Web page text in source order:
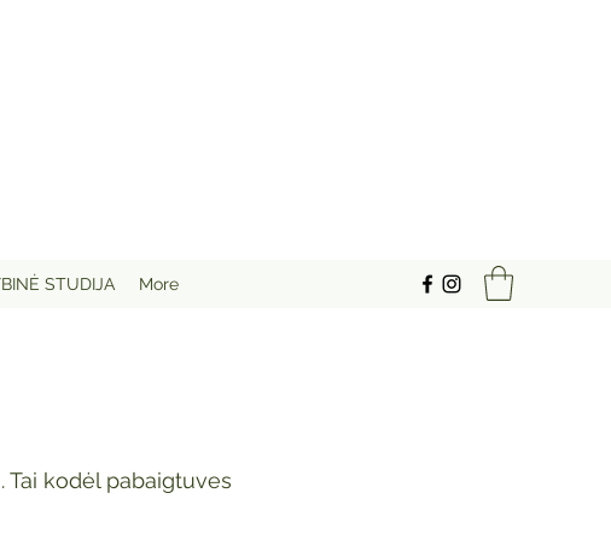
STUDIJA More
kodėl pabaigtuves